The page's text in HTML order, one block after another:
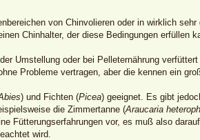
von Chinvolieren oder in wirklich
Chinhalter, der diese Bedingungen erfüllen
Umstellung oder bei Pelleternährung
Probleme vertragen, aber die kennen ein
) und Fichten (Picea) geeignet. Es gibt
die Zimmertanne (Araucaria
Fütterungserfahrungen vor, es muß also
wird.